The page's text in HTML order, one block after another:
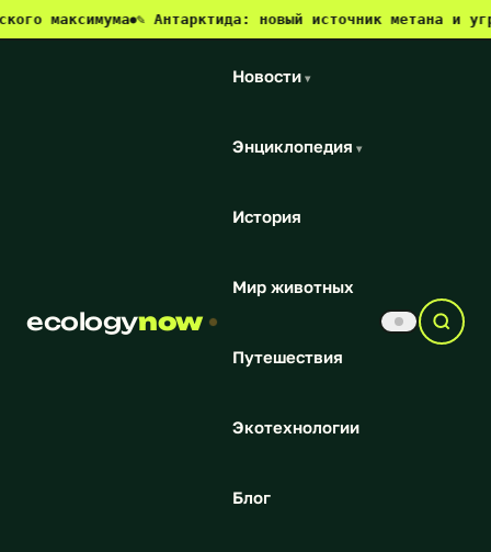
●✎ Антарктида: новый источник метана и угроза
ecologynow
Новости ▾
Энциклопедия ▾
История
Мир животных
Путешествия
Экотехнологии
Блог